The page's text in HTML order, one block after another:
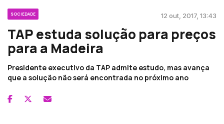
SOCIEDADE 12 out, 2017, 13:43
TAP estuda solução para preços
para a Madeira
Presidente executivo da TAP admite estudo, mas avança
que a solução não será encontrada no próximo ano